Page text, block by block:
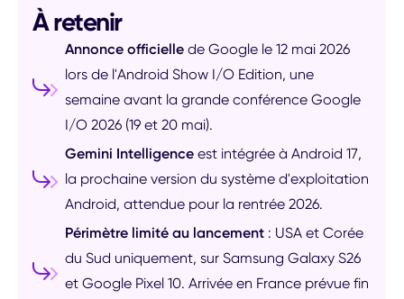
À retenir
Annonce officielle de Google le 12 mai 2026
lors de l'Android Show I/O Edition, une
semaine avant la grande conférence Google
I/O 2026 (19 et 20 mai).
Gemini Intelligence est intégrée à Android 17,
la prochaine version du système d'exploitation
Android, attendue pour la rentrée 2026.
Périmètre limité au lancement : USA et Corée
du Sud uniquement, sur Samsung Galaxy S26
et Google Pixel 10. Arrivée en France prévue fin